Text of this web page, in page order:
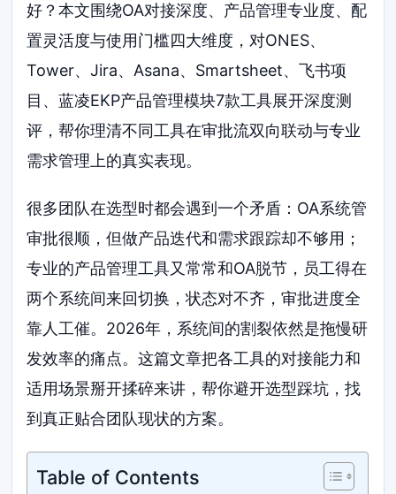
好？本文围绕OA对接深度、产品管理专业度、配
置灵活度与使用门槛四大维度，对ONES、
Tower、Jira、Asana、Smartsheet、飞书项
目、蓝凌EKP产品管理模块7款工具展开深度测
评，帮你理清不同工具在审批流双向联动与专业
需求管理上的真实表现。
很多团队在选型时都会遇到一个矛盾：OA系统管
审批很顺，但做产品迭代和需求跟踪却不够用；
专业的产品管理工具又常常和OA脱节，员工得在
两个系统间来回切换，状态对不齐，审批进度全
靠人工催。2026年，系统间的割裂依然是拖慢研
发效率的痛点。这篇文章把各工具的对接能力和
适用场景掰开揉碎来讲，帮你避开选型踩坑，找
到真正贴合团队现状的方案。
Table of Contents